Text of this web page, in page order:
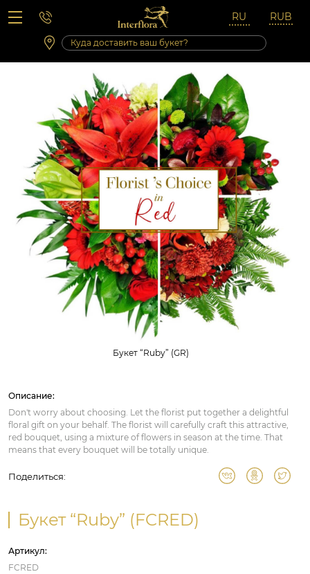
Вопросы-ответы
Сб 10:00 ‐ 14:00
Выходные и праздничные дни
Букет “Ruby” (GR)
Описание:
Don't worry about choosing. Let the florist put together a delightful
floral gift on your behalf. The florist will carefully craft this attractive,
red bouquet, using a mixture of flowers in season at the time. That
means that every bouquet will be totally unique.
Поделиться:
Букет “Ruby” (FCRED)
Артикул:
FCRED